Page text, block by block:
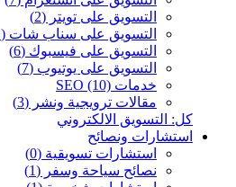
التسويق على تويتر (2)
التسويق على سناب شات (1)
التسويق على فيسبوك (6)
التسويق على يوتيوب (7)
خدمات SEO (10)
مقالات ترويجية ونشر (3)
كل: التسويق الالكتروني
استشارات ونصائح
استشارات تسويقية (0)
نصائح سياحة وسفر (1)